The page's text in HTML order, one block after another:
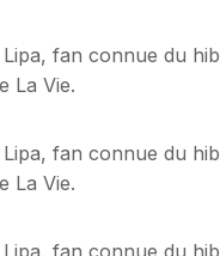
fan connue du
La Vie.
fan connue du
La Vie.
fan connue du